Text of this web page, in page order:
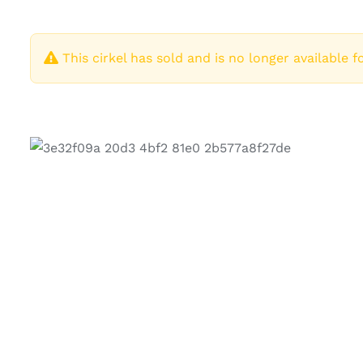
This cirkel has sold and is no longer available